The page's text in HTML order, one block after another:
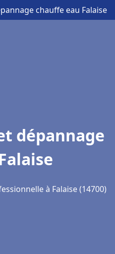
chauffe eau Falaise
dépannage
à Falaise (14700)